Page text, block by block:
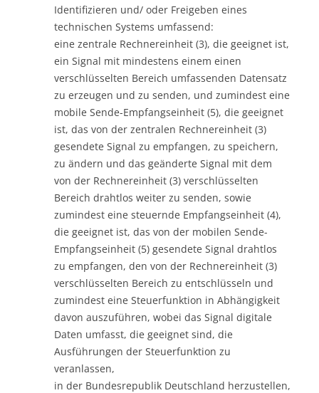
Identifizieren und/ oder Freigeben eines
technischen Systems umfassend:
eine zentrale Rechnereinheit (3), die geeignet ist,
ein Signal mit mindestens einem einen
verschlüsselten Bereich umfassenden Datensatz
zu erzeugen und zu senden, und zumindest eine
mobile Sende-Empfangseinheit (5), die geeignet
ist, das von der zentralen Rechnereinheit (3)
gesendete Signal zu empfangen, zu speichern,
zu ändern und das geänderte Signal mit dem
von der Rechnereinheit (3) verschlüsselten
Bereich drahtlos weiter zu senden, sowie
zumindest eine steuernde Empfangseinheit (4),
die geeignet ist, das von der mobilen Sende-
Empfangseinheit (5) gesendete Signal drahtlos
zu empfangen, den von der Rechnereinheit (3)
verschlüsselten Bereich zu entschlüsseln und
zumindest eine Steuerfunktion in Abhängigkeit
davon auszuführen, wobei das Signal digitale
Daten umfasst, die geeignet sind, die
Ausführungen der Steuerfunktion zu
veranlassen,
in der Bundesrepublik Deutschland herzustellen,